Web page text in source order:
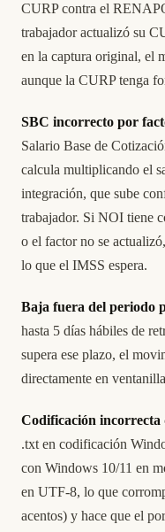
CURP contra el
trabajador actualizó su
en la captura original, el
aunque la CURP tenga
SBC incorrecto por
Salario Base de
calcula multiplicando el
integración, que sube
trabajador. Si NOI tiene
o el factor no se
lo que el IMSS espera.
Baja fuera del periodo
hasta 5 días hábiles de
supera ese plazo, el
directamente en
Codificación incorrecta
.txt en codificación
con Windows 10/11 en
en UTF-8, lo que
acentos) y hace que el